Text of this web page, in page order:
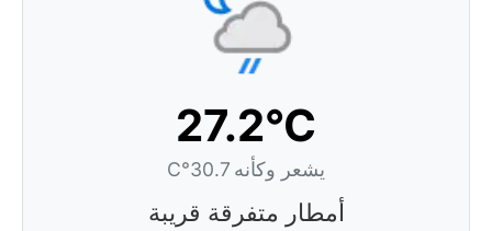
27.2°C
يشعر وكأنه 30.7°C
أمطار متفرقة قريبة